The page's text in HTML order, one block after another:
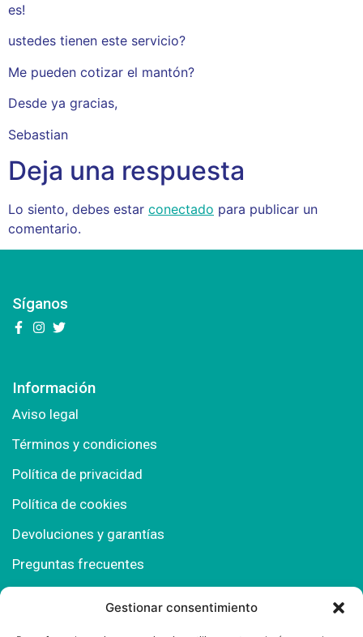
Gestionar consentimiento
es!
ustedes tienen este servicio?
Me pueden cotizar el mantón?
Desde ya gracias,
Sebastian
Deja una respuesta
Lo siento, debes estar conectado para publicar un
comentario.
Síganos
Información
Aviso legal
Términos y condiciones
Política de privacidad
Política de cookies
Devoluciones y garantías
Preguntas frecuentes